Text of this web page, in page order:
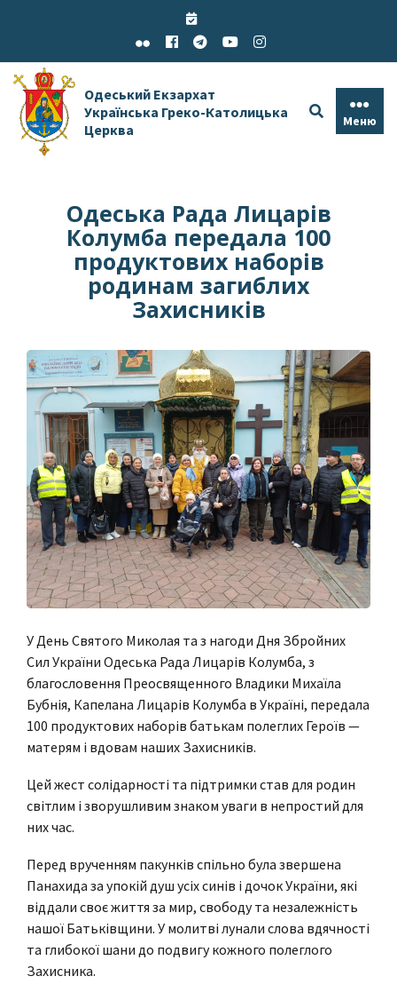
Одеський Екзархат
Українська Греко-Католицька
Церква
Меню
Одеська Рада Лицарів
Колумба передала 100
продуктових наборів
родинам загиблих
Захисників
У День Святого Миколая та з нагоди Дня Збройних
Сил України Одеська Рада Лицарів Колумба, з
благословення Преосвященного Владики Михаїла
Бубнія, Капелана Лицарів Колумба в Україні, передала
100 продуктових наборів батькам полеглих Героїв —
матерям і вдовам наших Захисників.
Цей жест солідарності та підтримки став для родин
світлим і зворушливим знаком уваги в непростий для
них час.
Перед врученням пакунків спільно була звершена
Панахида за упокій душ усіх синів і дочок України, які
віддали своє життя за мир, свободу та незалежність
нашої Батьківщини. У молитві лунали слова вдячності
та глибокої шани до подвигу кожного полеглого
Захисника.